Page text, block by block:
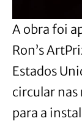
A obra foi
Ron’s
Estados
circular nas
para a